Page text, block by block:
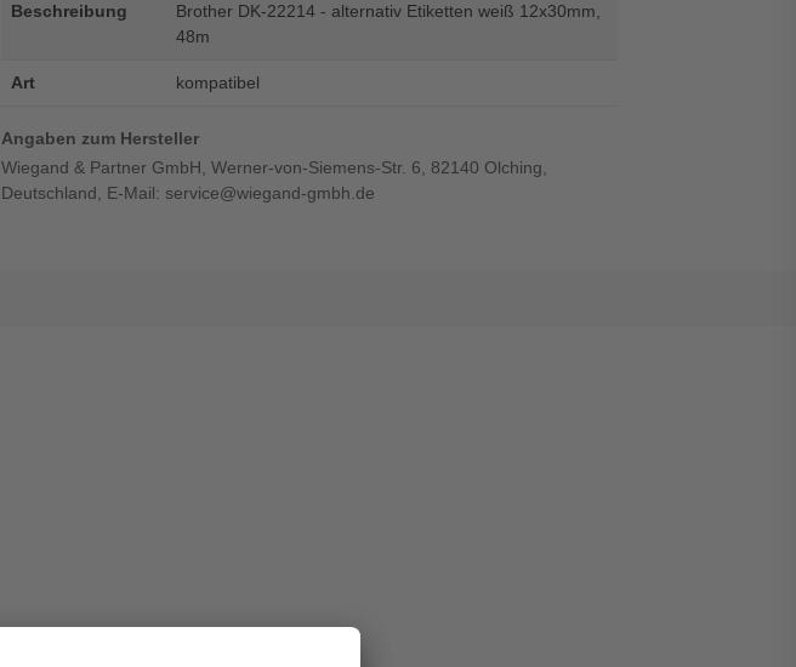
Beschreibung
Brother DK-22214 - alternativ Etiketten weiß 12x30mm,
48m
Art kompatibel
Angaben zum Hersteller
Wiegand & Partner GmbH, Werner-von-Siemens-Str. 6, 82140 Olching,
Deutschland, E-Mail: service@wiegand-gmbh.de